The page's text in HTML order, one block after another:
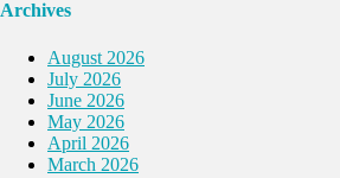
Archives
August 2026
July 2026
June 2026
May 2026
April 2026
March 2026